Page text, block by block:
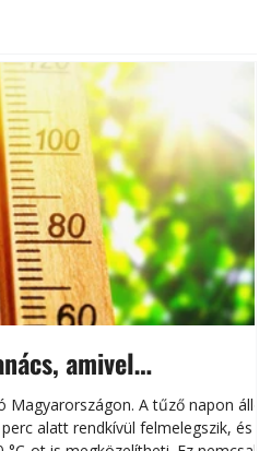
amivel
a nyári károktól
A tűző napon álló
alatt rendkívül felmelegszik, és